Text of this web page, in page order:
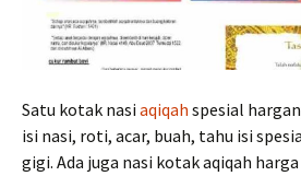
Satu kotak nasi aqiqah spesial
isi nasi, roti, acar, buah, tahu isi
gigi. Ada juga nasi kotak aqiqah